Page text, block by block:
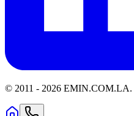
© 2011 - 2026 EMIN.COM.LA.